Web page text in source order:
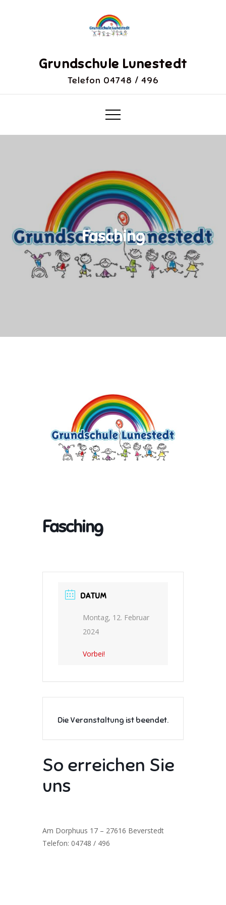
Grundschule Lunestedt
Telefon 04748 / 496
Fasching
Fasching
DATUM
Montag, 12. Februar
2024
Vorbei!
Die Veranstaltung ist beendet.
So erreichen Sie
uns
Am Dorphuus 17 – 27616 Beverstedt
Telefon: 04748 / 496